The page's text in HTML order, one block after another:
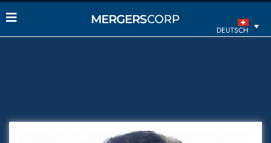
DEUTSCH